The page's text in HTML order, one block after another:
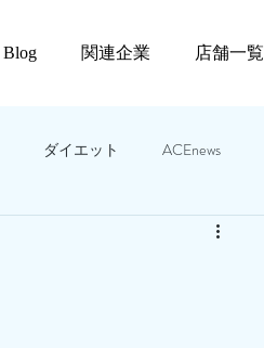
Blog 関連企業 店舗一覧
ダイエット ACEnews